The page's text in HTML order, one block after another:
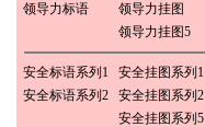
领导力标语
领导力挂图
领导力挂图5
安全标语系列1
安全挂图系列1
安全标语系列2
安全挂图系列2
安全挂图系列5